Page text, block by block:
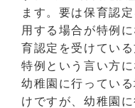
ます。要は保育認
用する場合が特例
育認定を受けてい
特例という言い方
幼稚園に行ってい
けですが、幼稚園